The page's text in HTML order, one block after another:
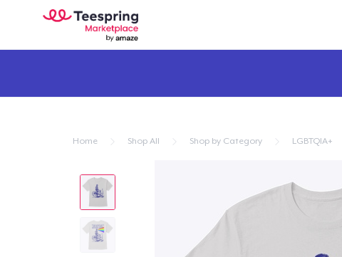
Home Shop All Shop by Category LGBTQIA+